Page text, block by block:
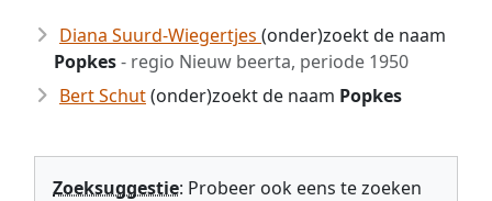
Diana Suurd-Wiegertjes (onder)zoekt de naam
Popkes- regio Nieuw beerta, periode 1950
Bert Schut(onder)zoekt de naam Popkes
Zoeksuggestie: Probeer ook eens te zoeken